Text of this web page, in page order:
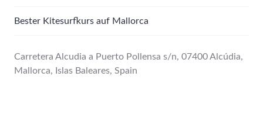
Bester Kitesurfkurs auf Mallorca
Carretera Alcudia a Puerto Pollensa s/n, 07400 Alcúdia,
Mallorca, Islas Baleares, Spain